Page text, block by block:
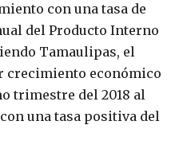
con una tasa de
del Producto Interno
Tamaulipas, el
crecimiento económico
trimestre del 2018 al
una tasa positiva del